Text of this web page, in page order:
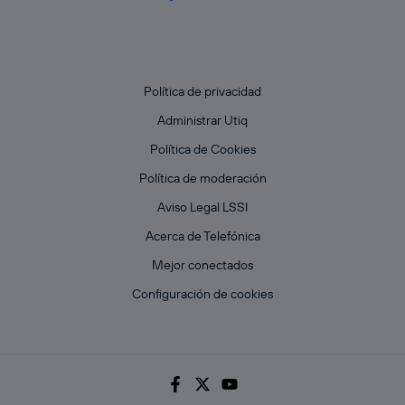
Política de privacidad
Administrar Utiq
Política de Cookies
Política de moderación
Aviso Legal LSSI
Acerca de Telefónica
Mejor conectados
Configuración de cookies